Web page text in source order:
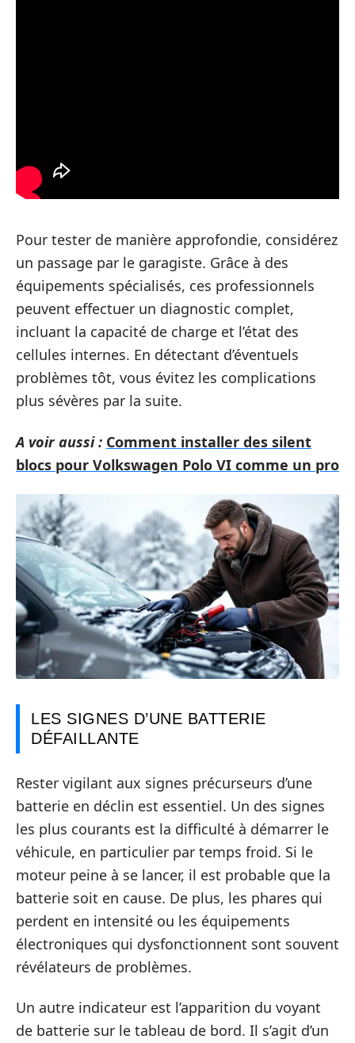
Pour tester de manière approfondie, considérez
un passage par le garagiste. Grâce à des
équipements spécialisés, ces professionnels
peuvent effectuer un diagnostic complet,
incluant la capacité de charge et l’état des
cellules internes. En détectant d’éventuels
problèmes tôt, vous évitez les complications
plus sévères par la suite.
A voir aussi : Comment installer des silent
blocs pour Volkswagen Polo VI comme un pro
LES SIGNES D’UNE BATTERIE
DÉFAILLANTE
Rester vigilant aux signes précurseurs d’une
batterie en déclin est essentiel. Un des signes
les plus courants est la difficulté à démarrer le
véhicule, en particulier par temps froid. Si le
moteur peine à se lancer, il est probable que la
batterie soit en cause. De plus, les phares qui
perdent en intensité ou les équipements
électroniques qui dysfonctionnent sont souvent
révélateurs de problèmes.
Un autre indicateur est l’apparition du voyant
de batterie sur le tableau de bord. Il s’agit d’un